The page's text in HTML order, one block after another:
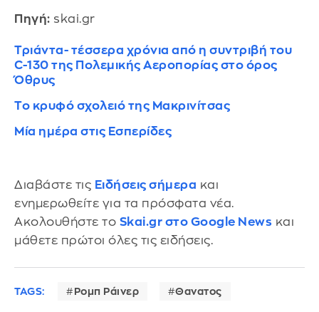
Πηγή: skai.gr
Τριάντα- τέσσερα χρόνια από η συντριβή του
C-130 της Πολεμικής Αεροπορίας στο όρος
Όθρυς
Το κρυφό σχολειό της Μακρινίτσας
Μία ημέρα στις Εσπερίδες
Διαβάστε τις Ειδήσεις σήμερα και
ενημερωθείτε για τα πρόσφατα νέα.
Ακολουθήστε το Skai.gr στο Google News και
μάθετε πρώτοι όλες τις ειδήσεις.
TAGS: Ρομπ Ράινερ Θανατος